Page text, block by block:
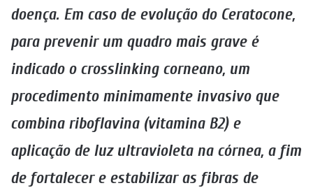
doença. Em caso de evolução do Ceratocone,
para prevenir um quadro mais grave é
indicado o crosslinking corneano, um
procedimento minimamente invasivo que
combina riboflavina (vitamina B2) e
aplicação de luz ultravioleta na córnea, a fim
de fortalecer e estabilizar as fibras de